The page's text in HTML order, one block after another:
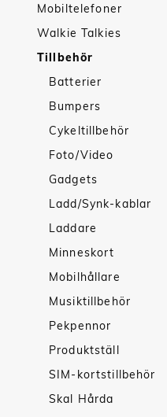
Mobiltelefoner
Walkie Talkies
Tillbehör
Batterier
Bumpers
Cykeltillbehör
Foto/Video
Gadgets
Ladd/Synk-kablar
Laddare
Minneskort
Mobilhållare
Musiktillbehör
Pekpennor
Produktställ
SIM-kortstillbehör
Skal Hårda